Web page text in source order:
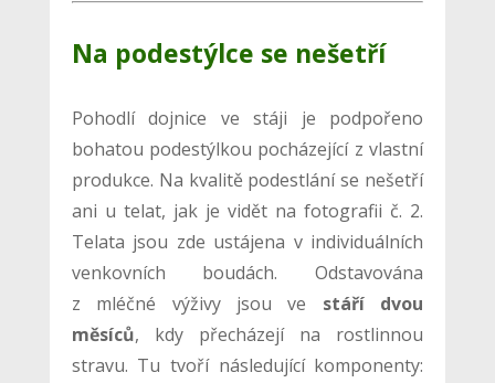
Na podestýlce se nešetří
Pohodlí dojnice ve stáji je podpořeno
bohatou podestýlkou pocházející z vlastní
produkce. Na kvalitě podestlání se nešetří
ani u telat, jak je vidět na fotografii č. 2.
Telata jsou zde ustájena v individuálních
venkovních boudách. Odstavována
z mléčné výživy jsou ve stáří dvou
měsíců, kdy přecházejí na rostlinnou
stravu. Tu tvoří následující komponenty: